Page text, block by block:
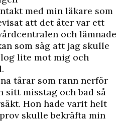
med min läkare som
att det åter var ett
och lämnade
som såg att jag skulle
lite mot mig och
tårar som rann nerför
sitt misstag och bad så
Hon hade varit helt
skulle bekräfta min